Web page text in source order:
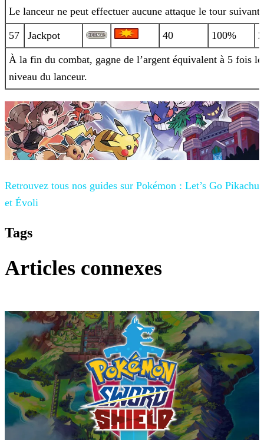
Le lanceur ne peut effectuer aucune attaque le tour suivant.
57 Jackpot 40 100%
À la fin du combat, gagne de l’argent équivalent à 5 fois le
niveau du lanceur.
Retrouvez tous nos guides sur Pokémon : Let’s Go Pikachu
et Évoli
Tags
Articles connexes